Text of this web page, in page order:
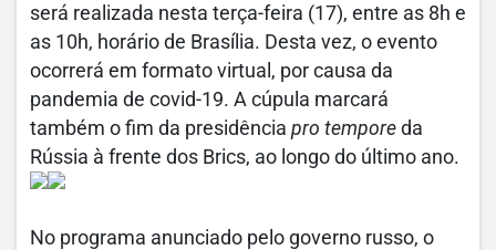
será realizada nesta terça-feira (17), entre as 8h e
as 10h, horário de Brasília. Desta vez, o evento
ocorrerá em formato virtual, por causa da
pandemia de covid-19. A cúpula marcará
também o fim da presidência pro tempore da
Rússia à frente dos Brics, ao longo do último ano.
No programa anunciado pelo governo russo, o